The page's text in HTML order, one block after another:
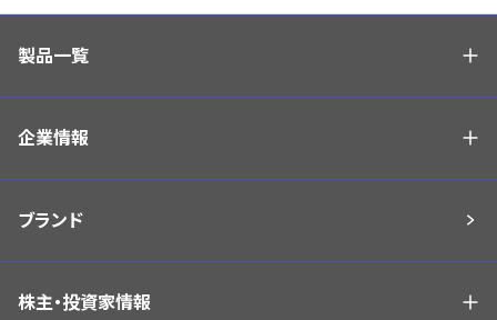
製品一覧
企業情報
ブランド
株主・投資家情報